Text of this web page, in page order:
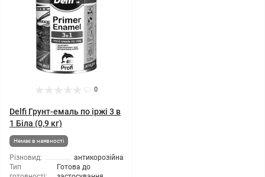
0
Delfi Грунт-емаль по іржі 3 в
1 Біла (0,9 кг)
Немає в наявності
Різновид:
антикорозійна
Тип
Готова до